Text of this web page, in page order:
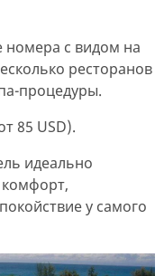
с видом на
ресторанов
процедуры.
85 USD).
идеально
комфорт,
у самого